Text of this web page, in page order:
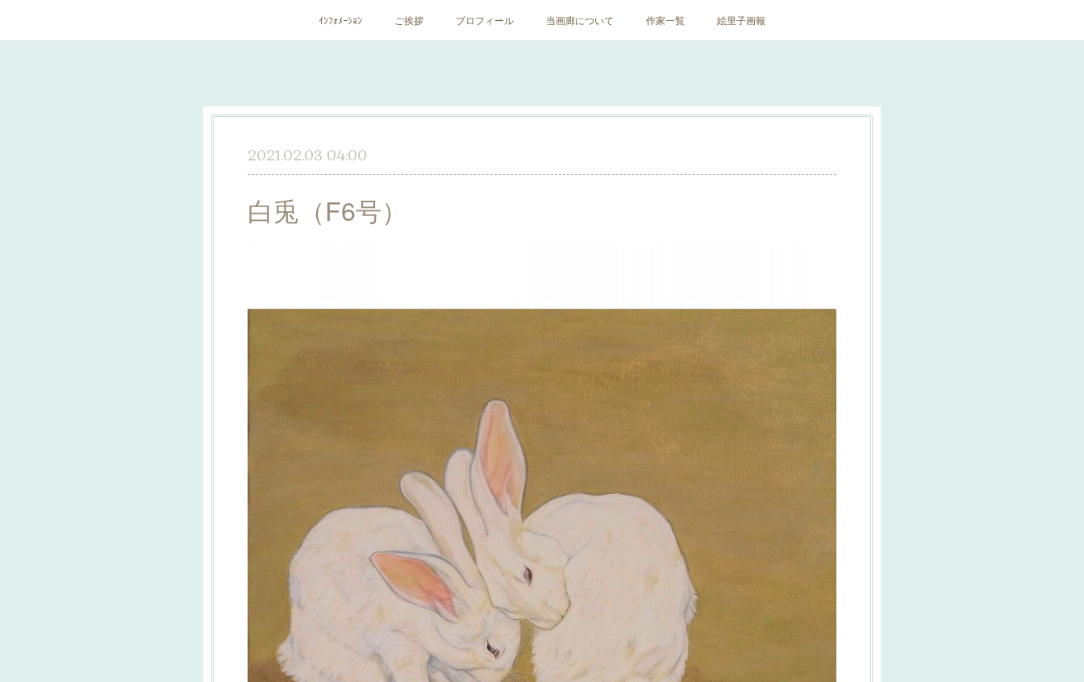
ｲﾝﾌｫﾒｰｼｮﾝ ご挨拶 プロフィール 当画廊について 作家一覧 絵里子画報
2021.02.03 04:00
白兎（F6号）